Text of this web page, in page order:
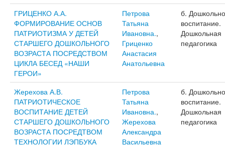
ГРИЦЕНКО А.А.
ФОРМИРОВАНИЕ ОСНОВ
ПАТРИОТИЗМА У ДЕТЕЙ
СТАРШЕГО ДОШКОЛЬНОГО
ВОЗРАСТА ПОСРЕДСТВОМ
ЦИКЛА БЕСЕД «НАШИ
ГЕРОИ»
Петрова
Татьяна
Ивановна.,
Гриценко
Анастасия
Анатольевна
б.
воспитание.
Дошкольная
педагогика
Жерехова А.В.
ПАТРИОТИЧЕСКОЕ
ВОСПИТАНИЕ ДЕТЕЙ
СТАРШЕГО ДОШКОЛЬНОГО
ВОЗРАСТА ПОСРЕДТВОМ
ТЕХНОЛОГИИ ЛЭПБУКА
Петрова
Татьяна
Ивановна.,
Жерехова
Александра
Васильевна
б.
воспитание.
Дошкольная
педагогика